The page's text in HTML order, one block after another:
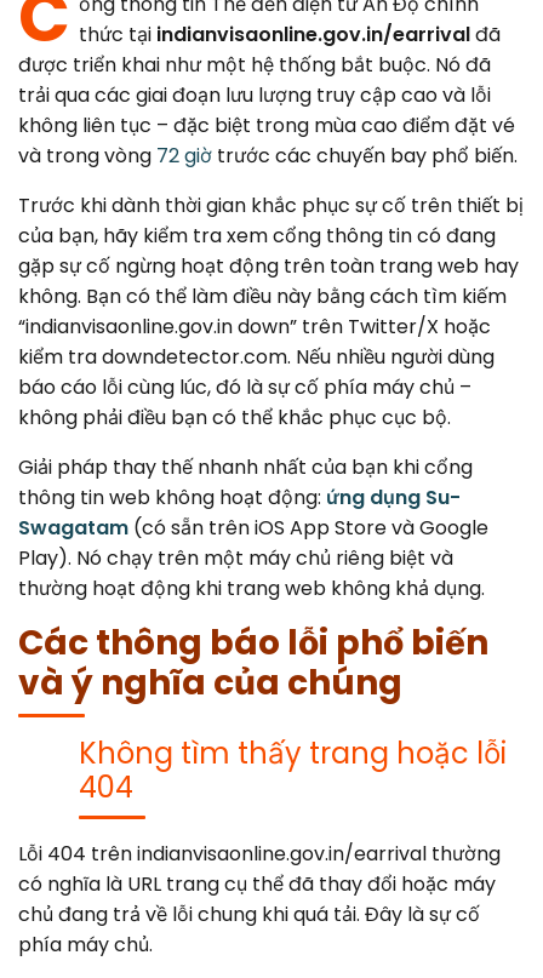
Error Correction
Missed Deadline
Canada
EU Citizens
NRI Guide
Bangalore
Languages
thức tại indianvisaonline.gov.in/earrivalđã
được triển khai như một hệ thống bắt buộc. Nó đã
trải qua các giai đoạn lưu lượng truy cập cao và lỗi
không liên tục – đặc biệt trong mùa cao điểm đặt vé
và trong vòng 72 giờ trước các chuyến bay phổ biến.
Trước khi dành thời gian khắc phục sự cố trên thiết bị
của bạn, hãy kiểm tra xem cổng thông tin có đang
gặp sự cố ngừng hoạt động trên toàn trang web hay
không. Bạn có thể làm điều này bằng cách tìm kiếm
“indianvisaonline.gov.in down” trên Twitter/X hoặc
kiểm tra downdetector.com. Nếu nhiều người dùng
báo cáo lỗi cùng lúc, đó là sự cố phía máy chủ –
không phải điều bạn có thể khắc phục cục bộ.
Giải pháp thay thế nhanh nhất của bạn khi cổng
thông tin web không hoạt động: ứng dụng Su-
Swagatam (có sẵn trên iOS App Store và Google
Play). Nó chạy trên một máy chủ riêng biệt và
thường hoạt động khi trang web không khả dụng.
Các thông báo lỗi phổ biến
và ý nghĩa của chúng
Không tìm thấy trang hoặc lỗi
404
Lỗi 404 trên indianvisaonline.gov.in/earrival thường
có nghĩa là URL trang cụ thể đã thay đổi hoặc máy
chủ đang trả về lỗi chung khi quá tải. Đây là sự cố
phía máy chủ.